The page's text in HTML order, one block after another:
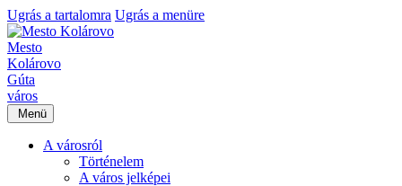
Ugrás a tartalomra Ugrás a menüre
Mesto
Kolárovo
Gúta
város
Menü
A városról
Történelem
A város jelképei